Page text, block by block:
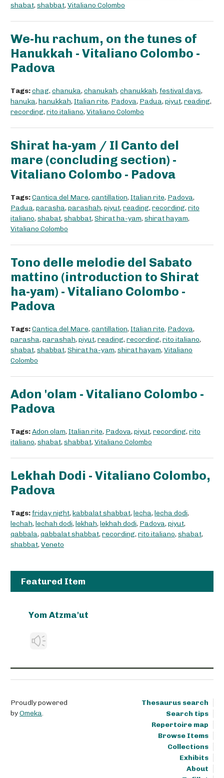
shabat, shabbat, Vitaliano Colombo
We-hu rachum, on the tunes of
Hanukkah - Vitaliano Colombo -
Padova
Tags:chag, chanuka, chanukah, chanukkah, festival days,
hanuka, hanukkah, Italian rite, Padova, Padua, piyut, reading,
recording, rito italiano, Vitaliano Colombo
Shirat ha-yam / Il Canto del
mare (concluding section) -
Vitaliano Colombo - Padova
Tags:Cantica del Mare, cantillation, Italian rite, Padova,
Padua, parasha, parashah, piyut, reading, recording, rito
italiano, shabat, shabbat, Shirat ha-yam, shirat hayam,
Vitaliano Colombo
Tono delle melodie del Sabato
mattino (introduction to Shirat
ha-yam) - Vitaliano Colombo -
Padova
Tags:Cantica del Mare, cantillation, Italian rite, Padova,
parasha, parashah, piyut, reading, recording, rito italiano,
shabat, shabbat, Shirat ha-yam, shirat hayam, Vitaliano
Colombo
Adon 'olam - Vitaliano Colombo -
Padova
Tags:Adon olam, Italian rite, Padova, piyut, recording, rito
italiano, shabat, shabbat, Vitaliano Colombo
Lekhah Dodi - Vitaliano Colombo,
Padova
Tags: friday night, kabbalat shabbat, lecha, lecha dodi,
lechah, lechah dodi, lekhah, lekhah dodi, Padova, piyut,
qabbala, qabbalat shabbat, recording, rito italiano, shabat,
shabbat, Veneto
Featured Item
Yom Atzma'ut
Thesaurus search
Search tips
Repertoire map
Browse Items
Collections
Exhibits
About
Proudly powered
byOmeka.